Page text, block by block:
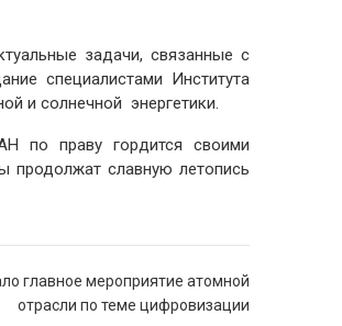
задачи, связанные с
специалистами Института
и солнечной энергетики.
по праву гордится своими
продолжат славную летопись
главное мероприятие атомной
отрасли по теме цифровизации